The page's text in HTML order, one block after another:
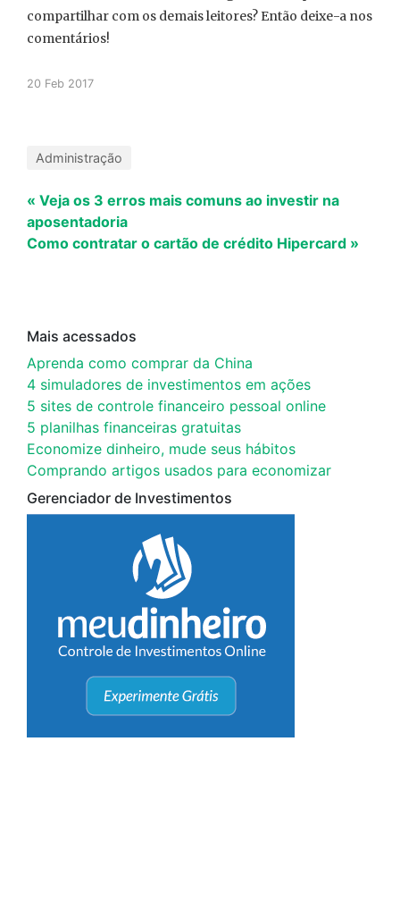
compartilhar com os demais leitores? Então deixe-a nos
comentários!
20 Feb 2017
Administração
« Veja os 3 erros mais comuns ao investir na
aposentadoria
Como contratar o cartão de crédito Hipercard »
Mais acessados
Aprenda como comprar da China
4 simuladores de investimentos em ações
5 sites de controle financeiro pessoal online
5 planilhas financeiras gratuitas
Economize dinheiro, mude seus hábitos
Comprando artigos usados para economizar
Gerenciador de Investimentos